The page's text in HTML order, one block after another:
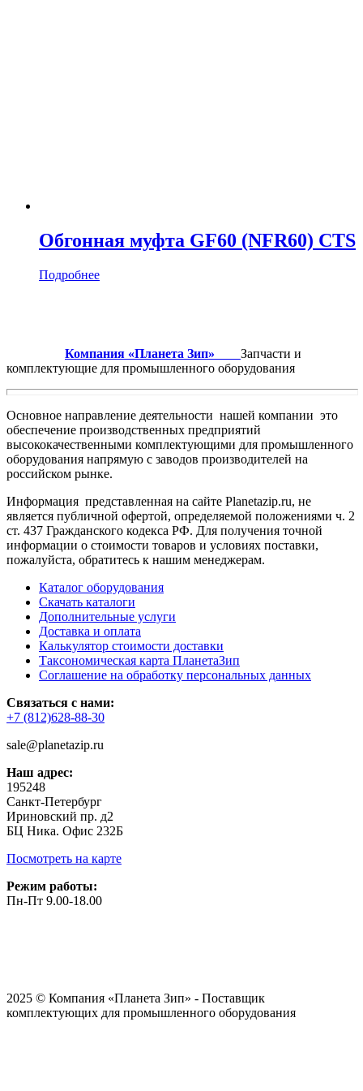
Обгонная муфта GF60 (NFR60) CTS
Подробнее
Компания «Планета Зип» Запчасти и
комплектующие для промышленного оборудования
Основное направление деятельности нашей компании это
обеспечение производственных предприятий
высококачественными комплектующими для промышленного
оборудования напрямую с заводов производителей на
российском рынке.
Информация представленная на сайте Planetazip.ru, не
является публичной офертой, определяемой положениями ч. 2
ст. 437 Гражданского кодекса РФ. Для получения точной
информации о стоимости товаров и условиях поставки,
пожалуйста, обратитесь к нашим менеджерам.
Каталог оборудования
Скачать каталоги
Дополнительные услуги
Доставка и оплата
Калькулятор стоимости доставки
Таксономическая карта ПланетаЗип
Соглашение на обработку персональных данных
Связаться с нами:
+7 (812)628-88-30
sale@planetazip.ru
Наш адрес:
195248
Санкт-Петербург
Ириновский пр. д2
БЦ Ника. Офис 232Б
Посмотреть на карте
Режим работы:
Пн-Пт 9.00-18.00
2025 © Компания «Планета Зип» - Поставщик
комплектующих для промышленного оборудования